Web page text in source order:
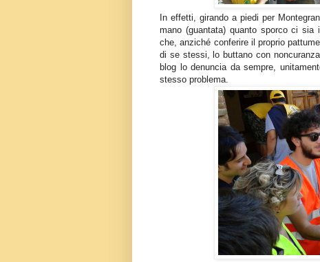
In effetti, girando a piedi per
mano (guantata) quanto sporco ci
che, anziché conferire il proprio
di se stessi, lo buttano con
blog lo denuncia da sempre,
stesso problema.